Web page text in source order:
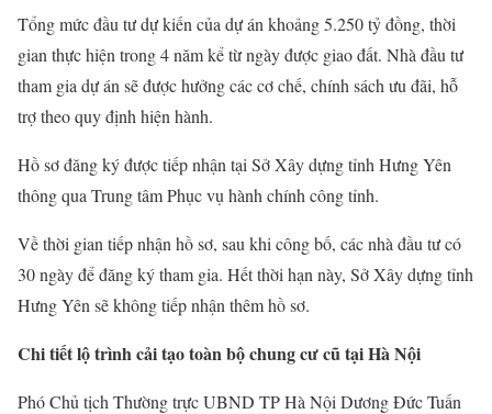
Tổng mức đầu tư dự kiến của dự án khoảng 5.250 tỷ đồng, thời
gian thực hiện trong 4 năm kể từ ngày được giao đất. Nhà đầu tư
tham gia dự án sẽ được hưởng các cơ chế, chính sách ưu đãi, hỗ
trợ theo quy định hiện hành.
Hồ sơ đăng ký được tiếp nhận tại Sở Xây dựng tỉnh Hưng Yên
thông qua Trung tâm Phục vụ hành chính công tỉnh.
Về thời gian tiếp nhận hồ sơ, sau khi công bố, các nhà đầu tư có
30 ngày để đăng ký tham gia. Hết thời hạn này, Sở Xây dựng tỉnh
Hưng Yên sẽ không tiếp nhận thêm hồ sơ.
Chi tiết lộ trình cải tạo toàn bộ chung cư cũ tại Hà Nội
Phó Chủ tịch Thường trực UBND TP Hà Nội Dương Đức Tuấn